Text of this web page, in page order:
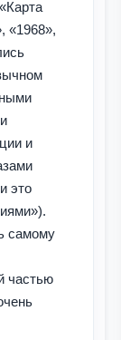
«1968»,
и
это
самому
частью